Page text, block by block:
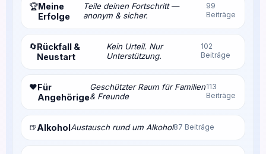
🏆Meine
Erfolge
Teile deinen Fortschritt —
anonym & sicher.
99
Beiträge
🔄Rückfall &
Neustart
Kein Urteil. Nur
Unterstützung.
102
Beiträge
❤️Für
Angehörige
Geschützter Raum für Familien
& Freunde
113
Beiträge
🍺AlkoholAustausch rund um Alkohol87 Beiträge